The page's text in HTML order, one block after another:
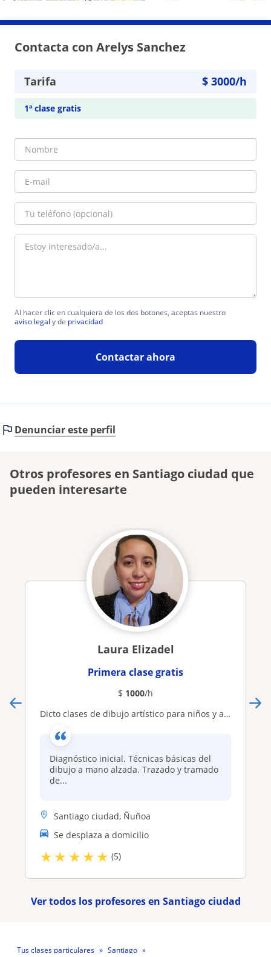
Contacta con Arelys Sanchez
Tarifa $ 3000/h
1ª clase gratis
Al hacer clic en cualquiera de los dos botones, aceptas nuestro
aviso legal y de privacidad
Contactar ahora
Denunciar este perfil
Otros profesores en Santiago ciudad que
pueden interesarte
Laura Elizadel
Primera clase gratis
$ 1000/h
Dicto clases de dibujo artístico para niños y adultos
Diagnóstico inicial. Técnicas básicas del
dibujo a mano alzada. Trazado y tramado
de...
Santiago ciudad, Ñuñoa
Se desplaza a domicilio
★★ ★★★ (5)
Ver todos los profesores en Santiago ciudad
Tus clases particulares
Santiago